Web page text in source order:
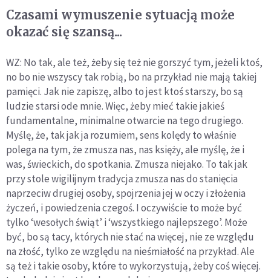
Czasami wymuszenie sytuacją może
okazać się szansą...
WZ: No tak, ale też, żeby się też nie gorszyć tym, jeżeli ktoś,
no bo nie wszyscy tak robią, bo na przykład nie mają takiej
pamięci. Jak nie zapiszę, albo to jest ktoś starszy, bo są
ludzie starsi ode mnie. Więc, żeby mieć takie jakieś
fundamentalne, minimalne otwarcie na tego drugiego.
Myślę, że, tak jak ja rozumiem, sens kolędy to właśnie
polega na tym, że zmusza nas, nas księży, ale myślę, że i
was, świeckich, do spotkania. Zmusza niejako. To tak jak
przy stole wigilijnym tradycja zmusza nas do stanięcia
naprzeciw drugiej osoby, spojrzenia jej w oczy i złożenia
życzeń, i powiedzenia czegoś. I oczywiście to może być
tylko ‘wesołych świąt’ i ‘wszystkiego najlepszego’. Może
być, bo są tacy, których nie stać na więcej, nie ze względu
na złość, tylko ze względu na nieśmiałość na przykład. Ale
są też i takie osoby, które to wykorzystują, żeby coś więcej.